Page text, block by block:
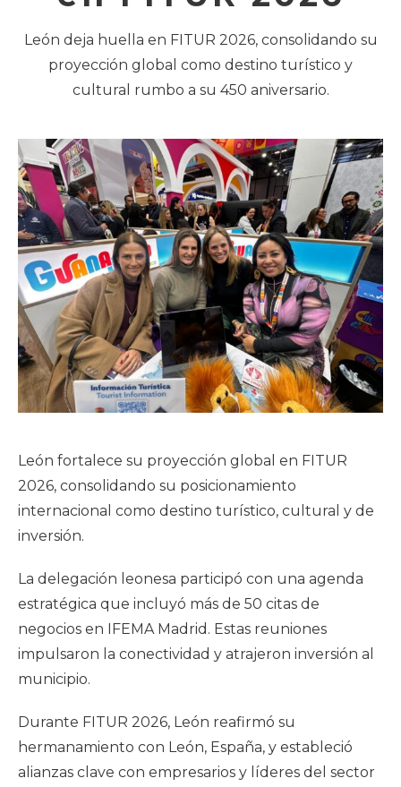
León deja huella en FITUR 2026, consolidando su
proyección global como destino turístico y
cultural rumbo a su 450 aniversario.
León fortalece su proyección global en FITUR
2026, consolidando su posicionamiento
internacional como destino turístico, cultural y de
inversión.
La delegación leonesa participó con una agenda
estratégica que incluyó más de 50 citas de
negocios en IFEMA Madrid. Estas reuniones
impulsaron la conectividad y atrajeron inversión al
municipio.
Durante FITUR 2026, León reafirmó su
hermanamiento con León, España, y estableció
alianzas clave con empresarios y líderes del sector